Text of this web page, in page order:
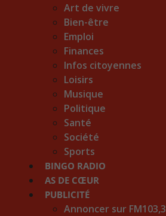
Art de vivre
Bien-être
Emploi
Finances
Infos citoyennes
Loisirs
Musique
Politique
Santé
Société
Sports
BINGO RADIO
AS DE CŒUR
PUBLICITÉ
Annoncer sur FM103,3